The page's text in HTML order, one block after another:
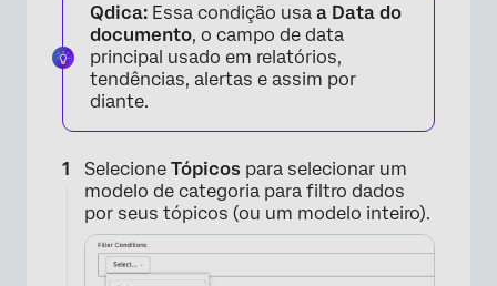
Qdica: Essa condição usa a Data do
documento, o campo de data
principal usado em relatórios,
tendências, alertas e assim por
diante.
Selecione Tópicos para selecionar um
modelo de categoria para filtro dados
por seus tópicos (ou um modelo inteiro).